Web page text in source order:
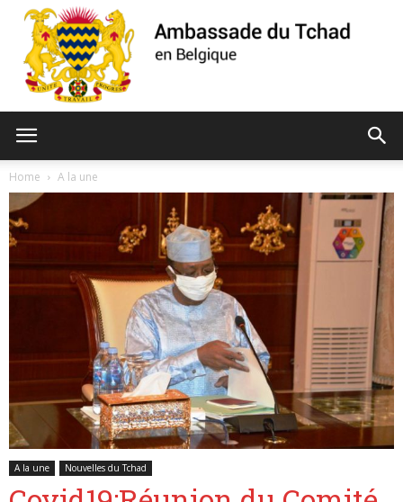
du
Tchad
de
Home A la une
A la une Nouvelles du Tchad